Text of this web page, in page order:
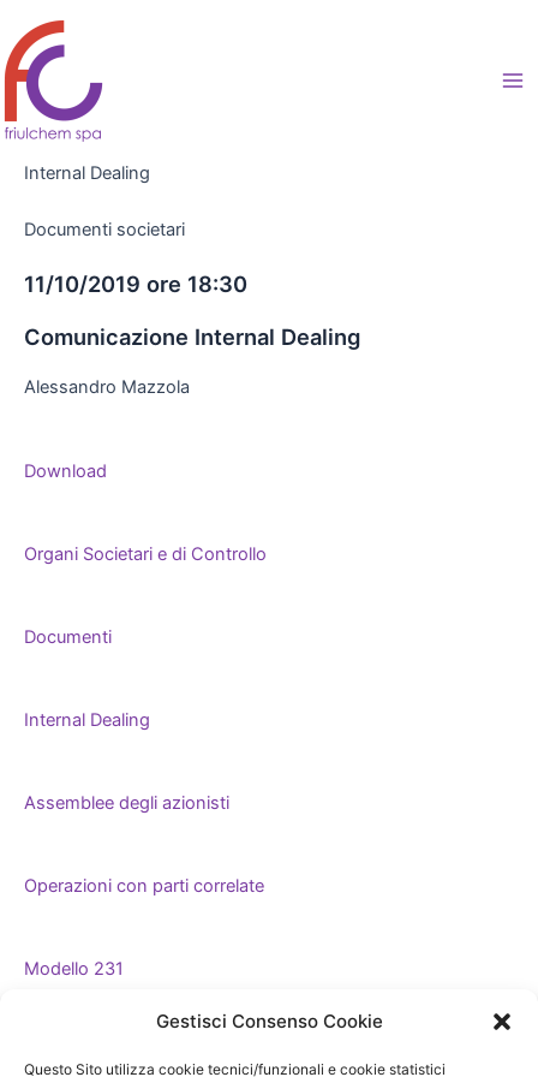
Gestisci Consenso Cookie
Questo Sito utilizza cookie tecnici/funzionali e cookie statistici
contenuto
Internal Dealing
Documenti societari
11/10/2019 ore 18:30
Comunicazione Internal Dealing
Alessandro Mazzola
Download
Organi Societari e di Controllo
Documenti
Internal Dealing
Assemblee degli azionisti
Operazioni con parti correlate
Modello 231